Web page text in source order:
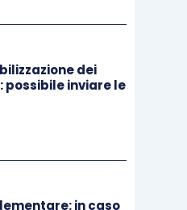
dei
inviare le
in caso